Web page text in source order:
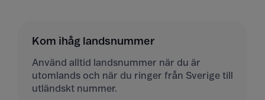
Kom ihåg landsnummer
Använd alltid landsnummer när du är
utomlands och när du ringer från Sverige till
utländskt nummer.